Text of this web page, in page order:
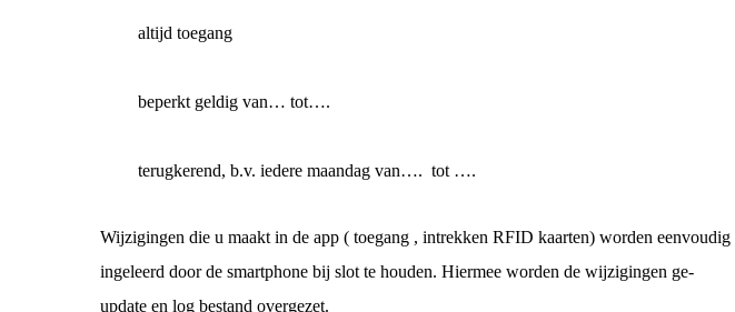
altijd toegang
beperkt geldig van… tot….
terugkerend, b.v. iedere maandag van…. tot ….
Wijzigingen die u maakt in de app ( toegang , intrekken RFID kaarten) worden eenvoudig
ingeleerd door de smartphone bij slot te houden. Hiermee worden de wijzigingen ge-
update en log bestand overgezet.